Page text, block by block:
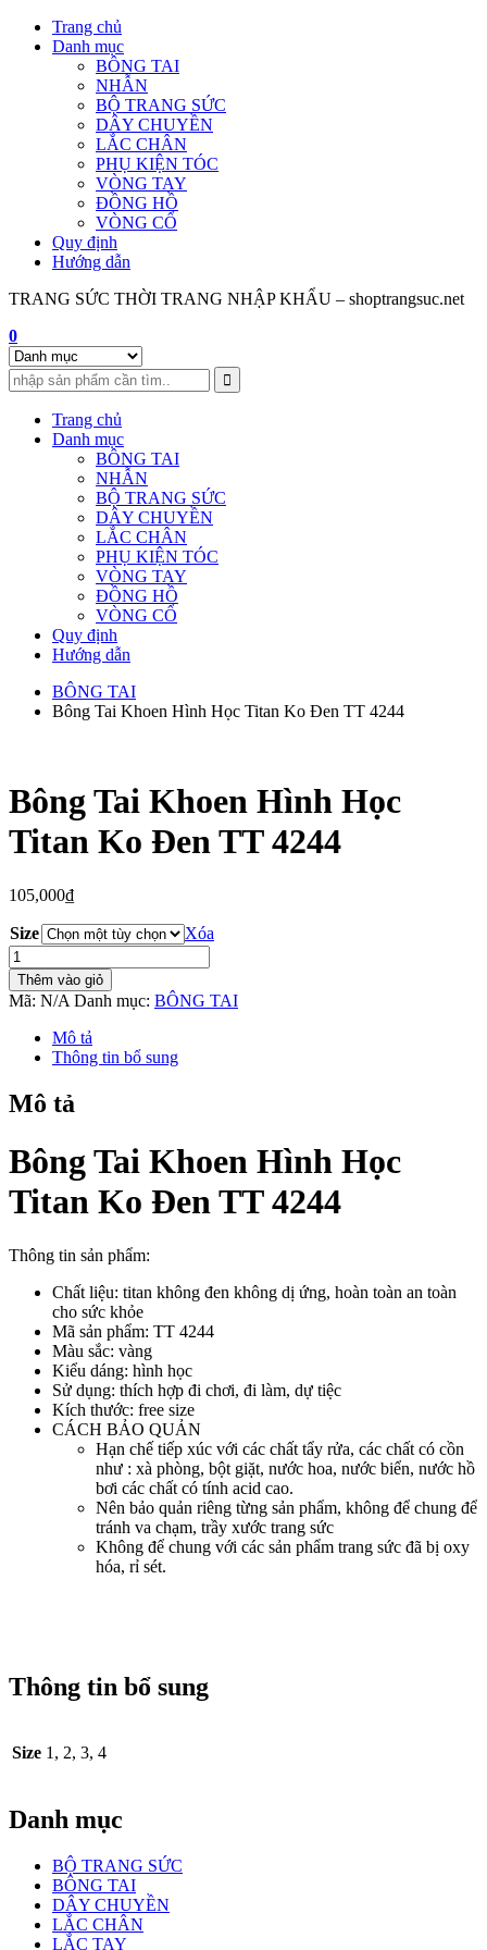
Skip
Trang chủ
Danh mục
BÔNG TAI
NHẪN
BỘ TRANG SỨC
DÂY CHUYỀN
LẮC CHÂN
PHỤ KIỆN TÓC
VÒNG TAY
ĐỒNG HỒ
VÒNG CỔ
Quy định
Hướng dẫn
TRANG SỨC THỜI TRANG NHẬP KHẨU – shoptrangsuc.net
0
Trang chủ
Danh mục
BÔNG TAI
NHẪN
BỘ TRANG SỨC
DÂY CHUYỀN
LẮC CHÂN
PHỤ KIỆN TÓC
VÒNG TAY
ĐỒNG HỒ
VÒNG CỔ
Quy định
Hướng dẫn
BÔNG TAI
Bông Tai Khoen Hình Học Titan Ko Đen TT 4244
Bông Tai Khoen Hình Học
Titan Ko Đen TT 4244
105,000₫
Size
Xóa
Bông
Tai
Khoen
Hình
Học
Titan
Đen
TT
số
lượng
Thêm vào giỏ
Mã: N/A Danh mục: BÔNG TAI
Mô tả
Thông tin bổ sung
Mô tả
Bông Tai Khoen Hình Học
Titan Ko Đen TT 4244
Thông tin sản phẩm:
Chất liệu: titan không đen không dị ứng, hoàn toàn an toàn
cho sức khỏe
Mã sản phẩm: TT 4244
Màu sắc: vàng
Kiểu dáng: hình học
Sử dụng: thích hợp đi chơi, đi làm, dự tiệc
Kích thước: free size
CÁCH BẢO QUẢN
Hạn chế tiếp xúc với các chất tẩy rửa, các chất có cồn
như : xà phòng, bột giặt, nước hoa, nước biển, nước hồ
bơi các chất có tính acid cao.
Nên bảo quản riêng từng sản phẩm, không để chung để
tránh va chạm, trầy xước trang sức
Không để chung với các sản phẩm trang sức đã bị oxy
hóa, rỉ sét.
Thông tin bổ sung
Size 1, 2, 3, 4
Danh mục
BỘ TRANG SỨC
BÔNG TAI
DÂY CHUYỀN
LẮC CHÂN
LẮC TAY